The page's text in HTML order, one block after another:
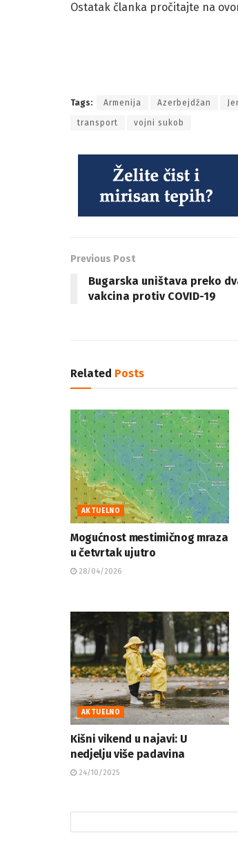
Ostatak članka pročitajte na
Tags: Armenija Azerbejdžan
transport vojni sukob
Previous Post
Bugarska uništava preko
vakcina protiv COVID-19
Related Posts
AKTUELNO
Mogućnost mestimičnog mraza
u četvrtak ujutro
28/04/2026
AKTUELNO
Kišni vikend u najavi: U
nedjelju više padavina
24/10/2025